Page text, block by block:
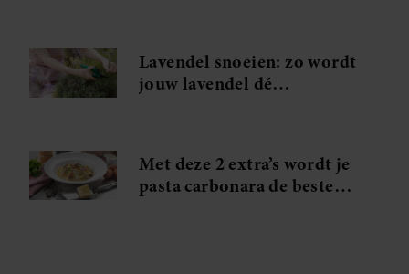
Lavendel snoeien: zo wordt
jouw lavendel dé
Met deze 2 extra’s wordt je
pasta carbonara de beste